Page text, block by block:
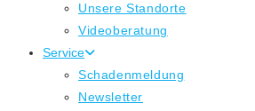
Unsere Standorte
Videoberatung
Service
Schadenmeldung
Newsletter